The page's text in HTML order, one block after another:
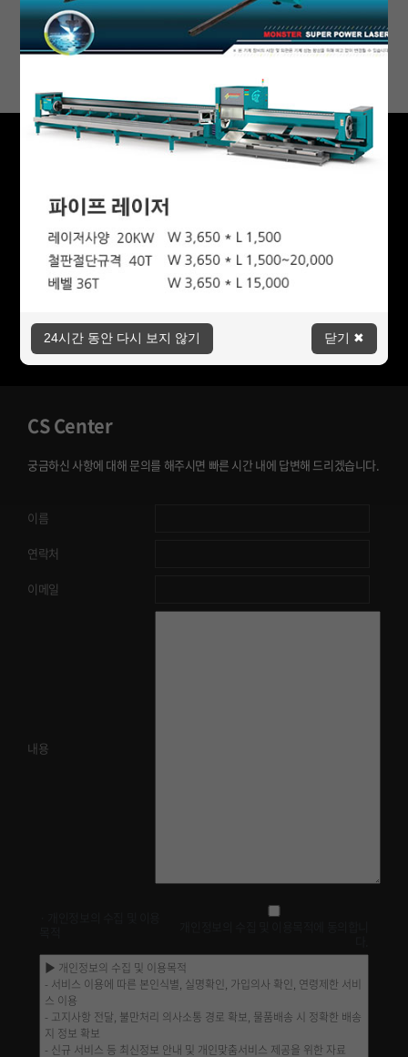
미성산업의 새로운 소식을 전해드립니다.
CS Center
궁금하신 사항에 대해 문의를 해주시면 빠른 시간 내에 답변해 드리겠습니다.
이름
연락처
이메일
내용
24시간 동안 다시 보지 않기 닫기 ✖